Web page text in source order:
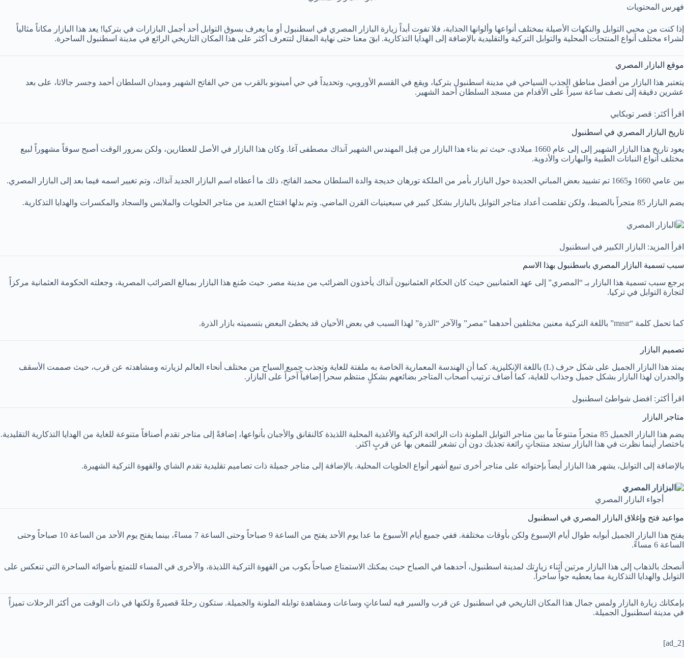
فهرس المحتويات
إذا كنت من محبي التوابل والنكهات الأصيلة بمختلف أنواعها وألوانها الجذابة، فلا تفوت أبداً زيارة البازار المصري في اسطنبول أو ما يعرف بسوق التوابل أحد أجمل البازارات في بتركيا! يعد هذا البازار مكاناً مثالياً
لشراء مختلف أنواع المنتجات المحلية والتوابل التركية والتقليدية بالإضافة إلى الهدايا التذكارية. ابقَ معنا حتى نهاية المقال لتتعرف أكثر على هذا المكان التاريخي الرائع في مدينة اسطنبول الساحرة.
موقع البازار المصري
يتعتبر هذا البازار من أفضل مناطق الجذب السياحي في مدينة اسطنبول بتركيا، ويقع في القسم الأوروبي، وتحديداً في حي أمينونو بالقرب من حي الفاتح الشهير وميدان السلطان أحمد وجسر جالاتا، على بعد
عشرين دقيقة إلى نصف ساعة سيراً على الأقدام من مسجد السلطان أحمد الشهير.
اقرأ أكثر: قصر توبكابي
تاريخ البازار المصري في اسطنبول
يعود تاريخ هذا البازار الشهير إلى إلى عام 1660 ميلادي، حيث تم بناء هذا البازار من قِبل المهندس الشهير آنذاك مصطفى آغا. وكان هذا البازار في الأصل للعطارين، ولكن بمرور الوقت أصبح سوقاً مشهوراً لبيع
مختلف أنواع النباتات الطبية والبهارات والأدوية.
بين عامي 1660 و1665 تم تشييد بعض المباني الجديدة حول البازار بأمر من الملكة تورهان خديجة والدة السلطان محمد الفاتح، ذلك ما أعطاه اسم البازار الجديد آنذاك، وتم تغيير اسمه فيما بعد إلى البازار المصري.
يضم البازار 85 متجراً بالضبط، ولكن تقلصت أعداد متاجر التوابل بالبازار بشكل كبير في سبعينيات القرن الماضي. وتم بدلها افتتاح العديد من متاجر الحلويات والملابس والسجاد والمكسرات والهدايا التذكارية.
اقرأ المزيد: البازار الكبير في اسطنبول
سبب تسمية البازار المصري باسطنبول بهذا الاسم
يرجع سبب تسمية هذا البازار بـ “المصري” إلى عهد العثمانيين حيث كان الحكام العثمانيون آنذاك يأخذون الضرائب من مدينة مصر. حيث صُنع هذا البازار بمبالغ الضرائب المصرية، وجعلته الحكومة العثمانية مركزاً
لتجارة التوابل في تركيا.
كما تحمل كلمة “mısır” باللغة التركية معنين مختلفين أحدهما “مصر” والآخر “الذرة” لهذا السبب في بعض الأحيان قد يخطئ البعض بتسميته بازار الذرة.
تصميم البازار
يمتد هذا البازار الجميل على شكل حرف (L) باللغة الإنكليزية. كما أن الهندسة المعمارية الخاصة به ملفتة للغاية وتجذب جميع السياح من مختلف أنحاء العالم لزيارته ومشاهدته عن قرب، حيث صممت الأسقف
والجدران لهذا البازار بشكل جميل وجذاب للغاية، كما أضاف ترتيب أصحاب المتاجر بضائعهم بشكلٍ منتظم سحراً إضافياً آخراً على البازار.
اقرأ أكثر: افضل شواطئ اسطنبول
متاجر البازار
يضم هذا البازار الجميل 85 متجراً متنوعاً ما بين متاجر التوابل الملونة ذات الرائحة الزكية والأغذية المحلية اللذيذة كالنقانق والأجبان بأنواعها، إضافةً إلى متاجر تقدم أصنافاً متنوعة للغاية من الهدايا التذكارية التقليدية.
باختصار أينما نظرت في هذا البازار ستجد منتجاتٍ رائعة تجذبك دون أن تشعر للتمعن بها عن قربٍ اكثر.
بالإضافة إلى التوابل، يشهر هذا البازار أيضاً بإحتوائه على متاجر أخرى تبيع أشهر أنواع الحلويات المحلية. بالإضافة إلى متاجر جميلة ذات تصاميم تقليدية تقدم الشاي والقهوة التركية الشهيرة.
أجواء البازار المصري
مواعيد فتح وإغلاق البازار المصري في اسطنبول
يفتح هذا البازار الجميل أبوابه طوال أيام الإسبوع ولكن بأوقات مختلفة. ففي جميع أيام الأسبوع ما عدا يوم الأحد يفتح من الساعة 9 صباحاً وحتى الساعة 7 مساءً، بينما يفتح يوم الأحد من الساعة 10 صباحاً وحتى
الساعة 6 مساءً.
أنصحك بالذهاب إلى هذا البازار مرتين أثناء زيارتك لمدينة اسطنبول، أحدهما في الصباح حيث يمكنك الاستمتاع صباحاً بكوب من القهوة التركية اللذيذة، والأخرى في المساء للتمتع بأضوائه الساحرة التي تنعكس على
التوابل والهدايا التذكارية مما يعطيه جواً ساحراً.
بإمكانك زيارة البازار ولمس جمال هذا المكان التاريخي في اسطنبول عن قرب والسير فيه لساعاتٍ وساعات ومشاهدة توابله الملونة والجميلة. ستكون رحلةً قصيرةً ولكنها في ذات الوقت من أكثر الرحلات تميزاً
في مدينة اسطنبول الجميلة.
[ad_2]